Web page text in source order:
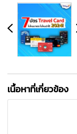
เนื้อหาที่เกี่ยวข้อง